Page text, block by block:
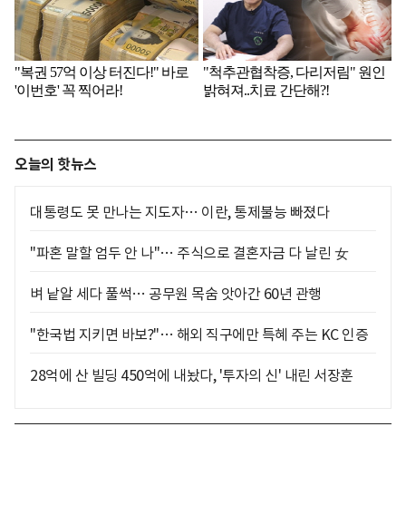
오늘의 핫뉴스
대통령도 못 만나는 지도자… 이란, 통제불능 빠졌다
"파혼 말할 엄두 안 나"… 주식으로 결혼자금 다 날린 女
벼 낱알 세다 풀썩… 공무원 목숨 앗아간 60년 관행
"한국법 지키면 바보?"… 해외 직구에만 특혜 주는 KC 인증
28억에 산 빌딩 450억에 내놨다, '투자의 신' 내린 서장훈